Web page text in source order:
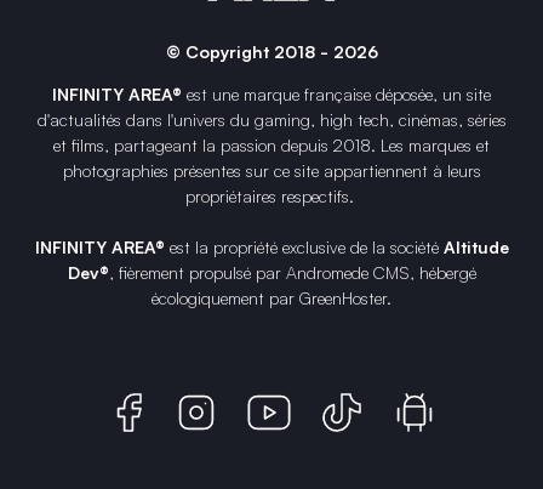
© Copyright 2018 - 2026
INFINITY AREA® est une marque française déposée, un site
d'actualités dans l'univers du gaming, high tech, cinémas, séries
et films, partageant la passion depuis 2018. Les marques et
photographies présentes sur ce site appartiennent à leurs
propriétaires respectifs.
INFINITY AREA® est la propriété exclusive de la société Altitude
Dev®, fièrement propulsé par Andromede CMS, hébergé
écologiquement par GreenHoster.